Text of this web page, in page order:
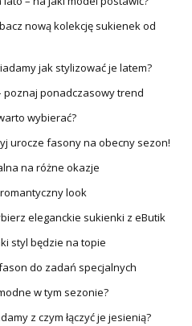
nową kolekcję sukienek od
jak stylizować je latem?
poznaj ponadczasowy trend
wybierać?
urocze fasony na obecny sezon!
na różne okazje
look
eleganckie sukienki z eButik
styl będzie na topie
do zadań specjalnych
w tym sezonie?
z czym łączyć je jesienią?